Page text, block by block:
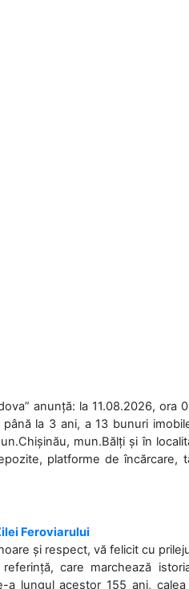
anunță: la 11.08.2026, ora
la 3 ani, a 13 bunuri
mun.Bălți și în
platforme de încărcare,
Feroviarului
și respect, vă felicit cu
care marchează
a lungul acestor 155 ani,